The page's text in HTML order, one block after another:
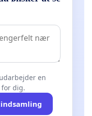
en
dig.